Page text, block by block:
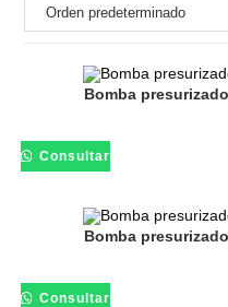
Bomba
Consultar
Bomba
Consultar